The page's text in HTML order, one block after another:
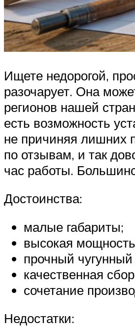
Ищете недорогой,
разочарует. Она
регионов нашей
есть возможность
не причиняя лишних
по отзывам, и так
час работы.
Достоинства:
малые габариты;
высокая
прочный чугунный
качественная
сочетание
Недостатки: